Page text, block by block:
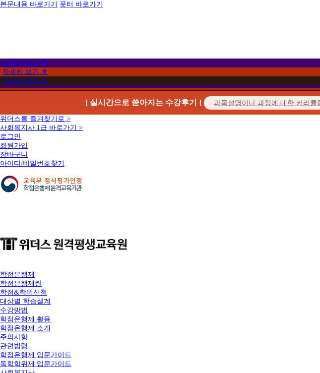
본문내용 바로가기 풋터 바로가기
자세히 보기 ▼
자세히 보기 ▼
자세히 보기 ▼
[ 실시간으로 쏟아지는 수강후기 ]
위더스를 즐겨찾기로 >
사회복지사 1급 바로가기 >
로그인
회원가입
장바구니
아이디/비밀번호찾기
학점은행제
학점은행제란
학점&학위신청
대상별 학습설계
수강방법
학점은행제 활용
학점은행제 소개
주의사항
관련법령
학점은행제 입문가이드
독학학위제 입문가이드